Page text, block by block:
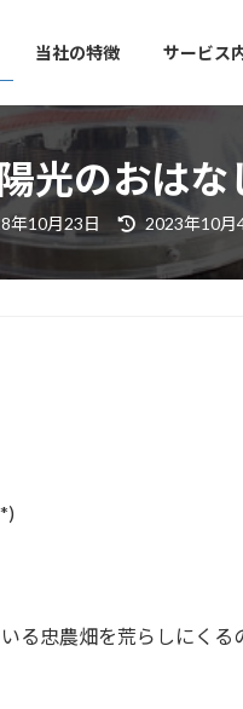
当社の特徴 サービス
光のおはな
年10月23日
最
新
2023年10月
る忠農畑を荒らしにくる